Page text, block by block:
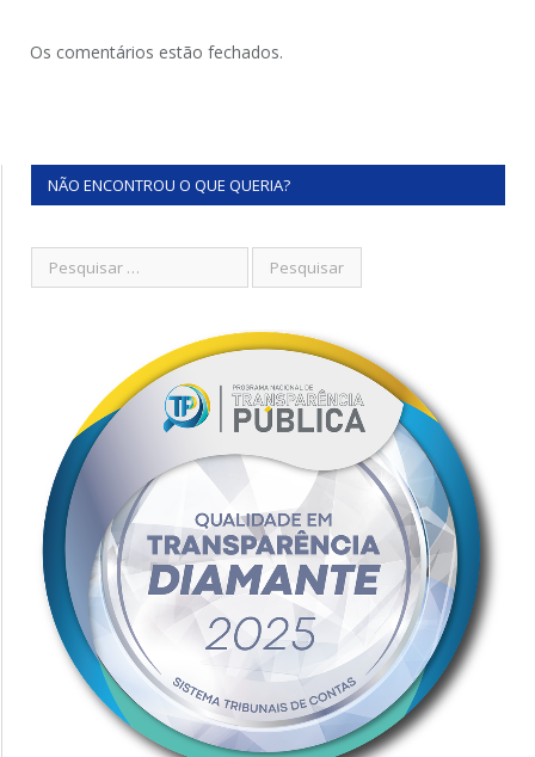
Os comentários estão fechados.
NÃO ENCONTROU O QUE QUERIA?